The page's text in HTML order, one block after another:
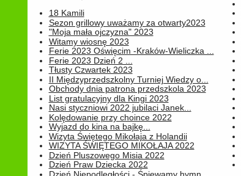
18 Kamili
Sezon grillowy uważamy za otwarty2023
"Moja mała ojczyzna" 2023
Witamy wiosnę 2023
Ferie 2023 Oświęcim -Kraków-Wieliczka ...
Ferie 2023 Dzień 2 ...
Tłusty Czwartek 2023
II Międzyprzedszkolny Turniej Wiedzy o...
Obchody dnia patrona przedszkola 2023
List gratulacyjny dla Kingi 2023
Nasi styczniowi 2022 jubilaci Janek...
Kolędowanie przy choince 2022
Wyjazd do kina na bajkę...
Wizyta Świętego Mikołaja z Holandii
WIZYTA ŚWIĘTEGO MIKOŁAJA 2022
Dzień Pluszowego Misia 2022
Dzień Praw Dziecka 2022